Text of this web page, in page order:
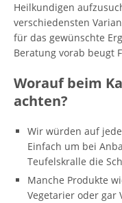
Heilkundigen
verschiedensten
für das gewünschte
Beratung vorab beugt
Worauf beim
achten?
Wir würden auf
Einfach um bei
Teufelskralle die
Manche Produkte
Vegetarier oder gar